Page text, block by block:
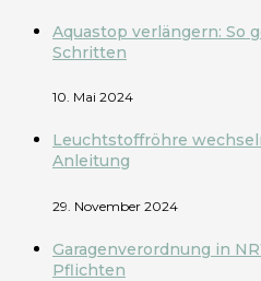
Aquastop verlängern: So
Schritten
10. Mai 2024
Leuchtstoffröhre
Anleitung
29. November 2024
Garagenverordnung in
Pflichten